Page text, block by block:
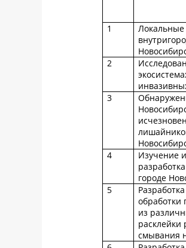
1
2
3
4
Изучение
городе
5
обработки
из
расклейки
смывания